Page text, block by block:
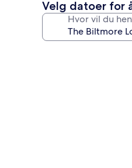
stjerner
Velg datoer for
Hvor vil du